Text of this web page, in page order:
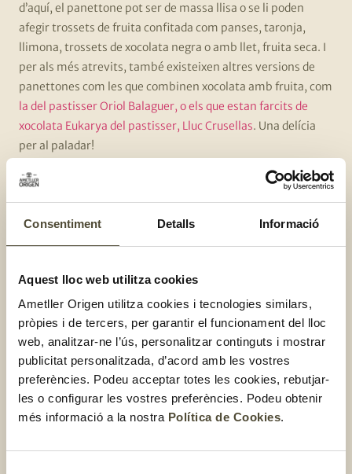
Consentiment Detalls Informació
Aquest lloc web utilitza cookies
Ametller Origen utilitza cookies i tecnologies similars,
pròpies i de tercers, per garantir el funcionament del lloc
web, analitzar-ne l’ús, personalitzar continguts i mostrar
publicitat personalitzada, d’acord amb les vostres
preferències. Podeu acceptar totes les cookies, rebutjar-
les o configurar les vostres preferències. Podeu obtenir
més informació a la nostra Política de Cookies.
d’aquí, el panettone pot ser de massa llisa o se li poden
afegir trossets de fruita confitada com panses, taronja,
llimona, trossets de xocolata negra o amb llet, fruita seca. I
per als més atrevits, també existeixen altres versions de
panettones com les que combinen xocolata amb fruita, com
la del pastisser Oriol Balaguer, o els que estan farcits de
xocolata Eukarya del pastisser, Lluc Crusellas. Una delícia
per al paladar!
Per gaudir d’aquest dolç típic,
el millor és tallar-lo ni molt fi
sabor!
I per si no ho sabies, aquesta textura tan deliciosa és
El millor truc per a conservar-
lo
Ara que ja ho saps tot sobre el panettone, només ens queda
explicar-te alguns trucs per conservar-lo. Com sabràs,
aquest dolç sempre ve embolicat amb un plàstic i, alguns
porten per damunt un paper. Doncs bé,guarda’l sempre
dins la bosseta de plàstic. D’aquesta manera, evitaràs que